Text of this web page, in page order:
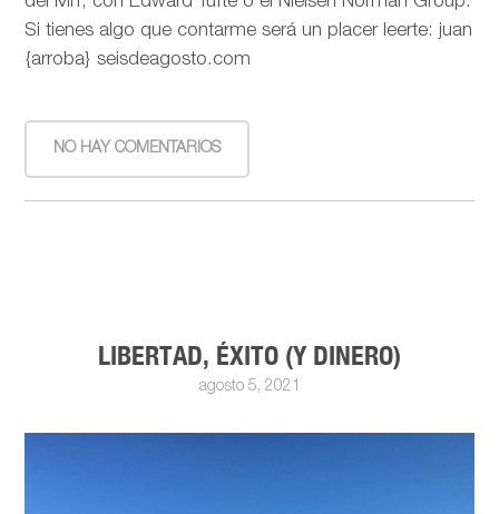
Si tienes algo que contarme será un placer leerte: juan
{arroba} seisdeagosto.com
NO HAY COMENTARIOS
LIBERTAD, ÉXITO (Y DINERO)
agosto 5, 2021